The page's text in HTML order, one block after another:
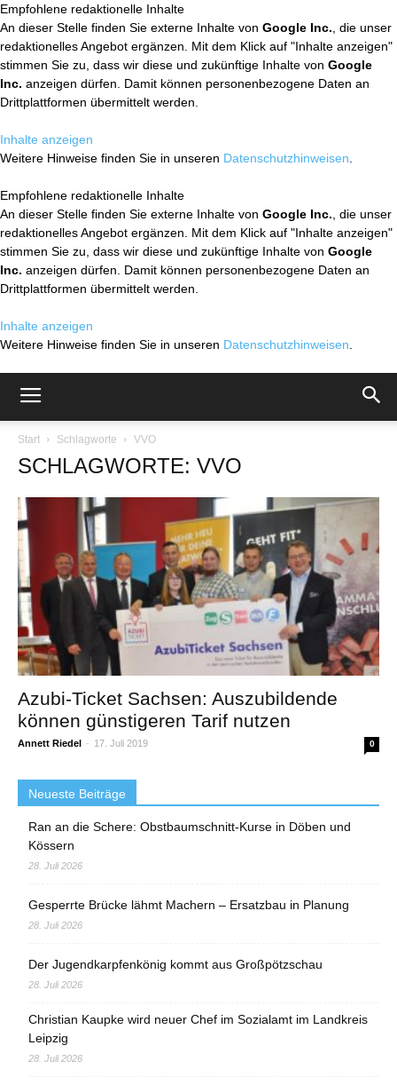
Empfohlene redaktionelle Inhalte
An dieser Stelle finden Sie externe Inhalte von Google Inc. , die unser
redaktionelles Angebot ergänzen. Mit dem Klick auf "Inhalte anzeigen"
stimmen Sie zu, dass wir diese und zukünftige Inhalte von Google
Inc. anzeigen dürfen. Damit können personenbezogene Daten an
Drittplattformen übermittelt werden.
Inhalte anzeigen
Weitere Hinweise finden Sie in unseren Datenschutzhinweisen
Empfohlene redaktionelle Inhalte
An dieser Stelle finden Sie externe Inhalte von Google Inc. , die unser
redaktionelles Angebot ergänzen. Mit dem Klick auf "Inhalte anzeigen"
stimmen Sie zu, dass wir diese und zukünftige Inhalte von Google
Inc. anzeigen dürfen. Damit können personenbezogene Daten an
Drittplattformen übermittelt werden.
Inhalte anzeigen
Weitere Hinweise finden Sie in unseren Datenschutzhinweisen
Start Schlagworte VVO
SCHLAGWORTE: VVO
Azubi-Ticket Sachsen: Auszubildende
können günstigeren Tarif nutzen
Annett Riedel - 17. Juli 2019 0
Neueste Beiträge
Ran an die Schere: Obstbaumschnitt-Kurse in Döben und
Kössern
28. Juli 2026
Gesperrte Brücke lähmt Machern – Ersatzbau in Planung
28. Juli 2026
Der Jugendkarpfenkönig kommt aus Großpötzschau
28. Juli 2026
Christian Kaupke wird neuer Chef im Sozialamt im Landkreis
Leipzig
28. Juli 2026